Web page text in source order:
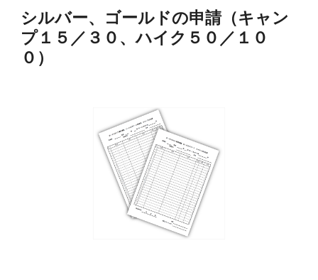
シルバー、ゴールドの申請（キャン
プ１５／３０、ハイク５０／１０
０）